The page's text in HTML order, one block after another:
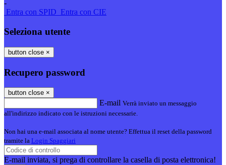
-
Entra con SPID Entra con CIE
Seleziona utente
button close ×
Recupero password
button close ×
E-mail Verrà inviato un messaggio
all'indirizzo indicato con le istruzioni necessarie.
Non hai una e-mail associata al nome utente? Effettua il reset della password
tramite la Login Spaggiari
E-mail inviata, si prega di controllare la casella di posta elettronica!